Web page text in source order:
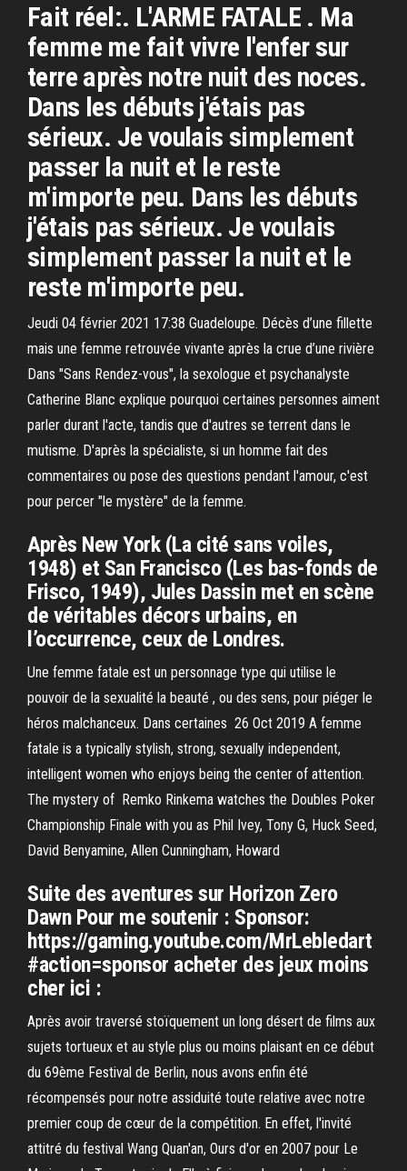
Fait réel:. L'ARME FATALE . Ma
femme me fait vivre l'enfer sur
terre après notre nuit des noces.
Dans les débuts j'étais pas
sérieux. Je voulais simplement
passer la nuit et le reste
m'importe peu. Dans les débuts
j'étais pas sérieux. Je voulais
simplement passer la nuit et le
reste m'importe peu.
Jeudi 04 février 2021 17:38 Guadeloupe. Décès d’une fillette
mais une femme retrouvée vivante après la crue d’une rivière
Dans "Sans Rendez-vous", la sexologue et psychanalyste
Catherine Blanc explique pourquoi certaines personnes aiment
parler durant l'acte, tandis que d'autres se terrent dans le
mutisme. D'après la spécialiste, si un homme fait des
commentaires ou pose des questions pendant l'amour, c'est
pour percer "le mystère" de la femme.
Après New York (La cité sans voiles,
1948) et San Francisco (Les bas-fonds de
Frisco, 1949), Jules Dassin met en scène
de véritables décors urbains, en
l’occurrence, ceux de Londres.
Une femme fatale est un personnage type qui utilise le
pouvoir de la sexualité la beauté , ou des sens, pour piéger le
héros malchanceux. Dans certaines 26 Oct 2019 A femme
fatale is a typically stylish, strong, sexually independent,
intelligent women who enjoys being the center of attention.
The mystery of Remko Rinkema watches the Doubles Poker
Championship Finale with you as Phil Ivey, Tony G, Huck Seed,
David Benyamine, Allen Cunningham, Howard
Suite des aventures sur Horizon Zero
Dawn Pour me soutenir : Sponsor:
https://gaming.youtube.com/MrLebledart
#action=sponsor acheter des jeux moins
cher ici :
Après avoir traversé stoïquement un long désert de films aux
sujets tortueux et au style plus ou moins plaisant en ce début
du 69ème Festival de Berlin, nous avons enfin été
récompensés pour notre assiduité toute relative avec notre
premier coup de cœur de la compétition. En effet, l'invité
attitré du festival Wang Quan'an, Ours d'or en 2007 pour Le